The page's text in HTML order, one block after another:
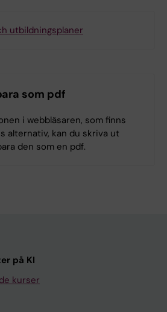
utbildningsplaner
som pdf
i webbläsaren, som finns
alternativ, kan du skriva ut
den som en pdf.
på KI
kurser